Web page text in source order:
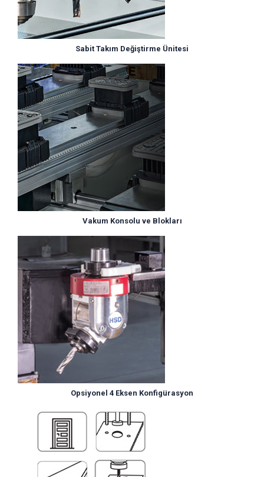
Sabit Takım Değiştirme Ünitesi
Vakum Konsolu ve Blokları
Opsiyonel 4 Eksen Konfigürasyon